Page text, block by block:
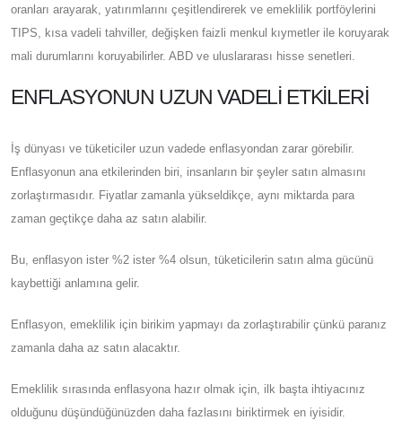
oranları arayarak, yatırımlarını çeşitlendirerek ve emeklilik portföylerini
TIPS, kısa vadeli tahviller, değişken faizli menkul kıymetler ile koruyarak
mali durumlarını koruyabilirler. ABD ve uluslararası hisse senetleri.
ENFLASYONUN UZUN VADELI ETKILERI
İş dünyası ve tüketiciler uzun vadede enflasyondan zarar görebilir.
Enflasyonun ana etkilerinden biri, insanların bir şeyler satın almasını
zorlaştırmasıdır. Fiyatlar zamanla yükseldikçe, aynı miktarda para
zaman geçtikçe daha az satın alabilir.
Bu, enflasyon ister %2 ister %4 olsun, tüketicilerin satın alma gücünü
kaybettiği anlamına gelir.
Enflasyon, emeklilik için birikim yapmayı da zorlaştırabilir çünkü paranız
zamanla daha az satın alacaktır.
Emeklilik sırasında enflasyona hazır olmak için, ilk başta ihtiyacınız
olduğunu düşündüğünüzden daha fazlasını biriktirmek en iyisidir.